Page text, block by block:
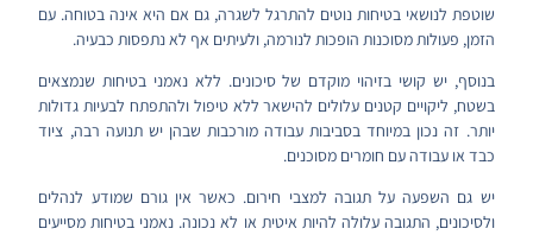
שוטפת לנושאי בטיחות נוטים להתרגל לשגרה, גם אם היא אינה בטוחה. עם
הזמן, פעולות מסוכנות הופכות לנורמה, ולעיתים אף לא נתפסות כבעיה.
בנוסף, יש קושי בזיהוי מוקדם של סיכונים. ללא נאמני בטיחות שנמצאים
בשטח, ליקויים קטנים עלולים להישאר ללא טיפול ולהתפתח לבעיות גדולות
יותר. זה נכון במיוחד בסביבות עבודה מורכבות שבהן יש תנועה רבה, ציוד
כבד או עבודה עם חומרים מסוכנים.
יש גם השפעה על תגובה למצבי חירום. כאשר אין גורם שמודע לנהלים
ולסיכונים, התגובה עלולה להיות איטית או לא נכונה. נאמני בטיחות מסייעים